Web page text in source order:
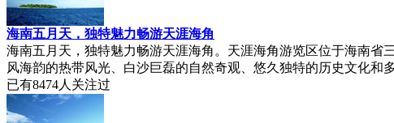
海南五月天，独特魅力畅游天涯海角
海南五月天，独特魅力畅游天涯海角。天涯海角游览区位于海南省
风海韵的热带风光、白沙巨磊的自然奇观、悠久独特的历史文化和
已有8474人关注过